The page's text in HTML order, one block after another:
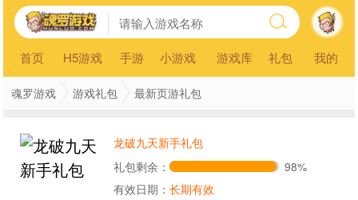
首页 H5游戏 手游 小游戏 游戏库 礼包 我的
魂罗游戏 游戏礼包 最新页游礼包
龙破九天新手礼包
礼包剩余：
98%
有效日期： 长期有效